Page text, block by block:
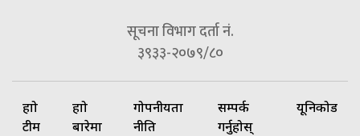
सूचना विभाग दर्ता नं.
३९३३-२०७९/८०
हाम्रो
टीम
हाम्रो
बारेमा
गोपनीयता
नीति
सम्पर्क
गर्नुहोस्
यूनिकोड